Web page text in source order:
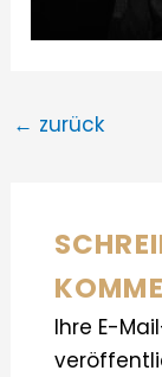
← zurück
Ihre E-